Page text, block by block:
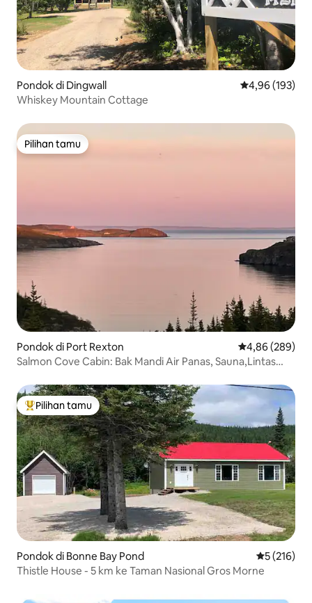
Pondok di Dingwall Nilai rata-rata
4,96 (193)
Whiskey Mountain Cottage
Pilihan tamu
Pilihan tamu
Pondok di Port Rexton Nilai rata-rata
4,86 (289)
Salmon Cove Cabin: Bak Mandi Air Panas, Sauna,Lintas
Pilihan tamu terpopuler
Pilihan tamu
Pondok di Bonne Bay Pond Nilai rata-
5 (216)
Thistle House - 5 km ke Taman Nasional Gros Morne